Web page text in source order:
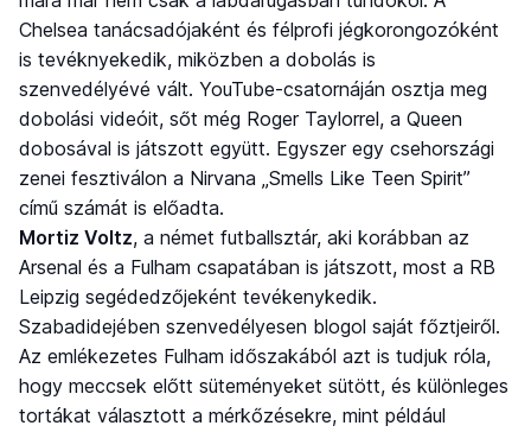
Chelsea tanácsadójaként és félprofi jégkorongozóként
is tevéknyekedik, miközben a dobolás is
szenvedélyévé vált. YouTube-csatornáján osztja meg
dobolási videóit, sőt még Roger Taylorrel, a Queen
dobosával is játszott együtt. Egyszer egy csehországi
zenei fesztiválon a Nirvana „Smells Like Teen Spirit”
című számát is előadta.
Mortiz Voltz, a német futballsztár, aki korábban az
Arsenal és a Fulham csapatában is játszott, most a RB
Leipzig segédedzőjeként tevékenykedik.
Szabadidejében szenvedélyesen blogol saját főztjeiről.
Az emlékezetes Fulham időszakából azt is tudjuk róla,
hogy meccsek előtt süteményeket sütött, és különleges
tortákat választott a mérkőzésekre, mint például